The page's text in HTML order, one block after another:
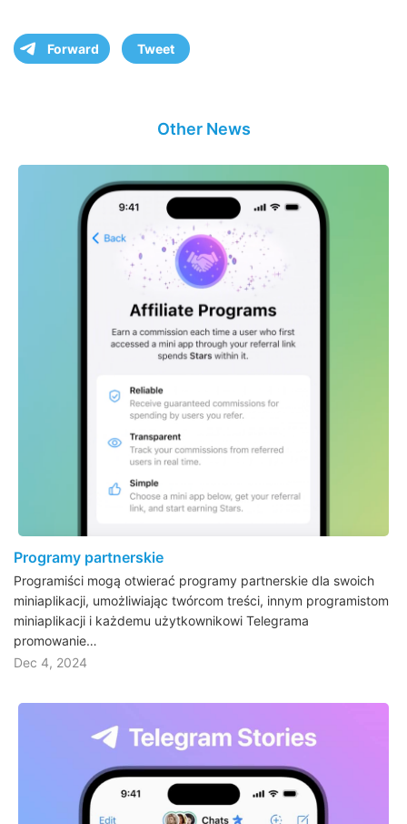
Forward Tweet
Other News
Programy partnerskie
Programiści mogą otwierać programy partnerskie dla swoich
miniaplikacji, umożliwiając twórcom treści, innym programistom
miniaplikacji i każdemu użytkownikowi Telegrama
promowanie…
Dec 4, 2024